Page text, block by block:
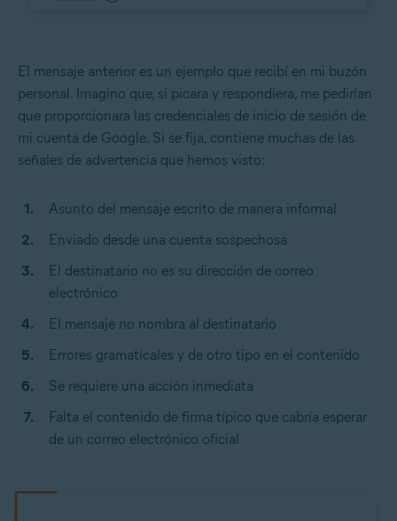
El mensaje anterior es un ejemplo que recibí en mi buzón
personal. Imagino que, si picara y respondiera, me pedirían
que proporcionara las credenciales de inicio de sesión de
mi cuenta de Google. Si se fija, contiene muchas de las
señales de advertencia que hemos visto:
Asunto del mensaje escrito de manera informal
Enviado desde una cuenta sospechosa
El destinatario no es su dirección de correo
electrónico
El mensaje no nombra al destinatario
Errores gramaticales y de otro tipo en el contenido
Se requiere una acción inmediata
Falta el contenido de firma típico que cabría esperar
de un correo electrónico oficial